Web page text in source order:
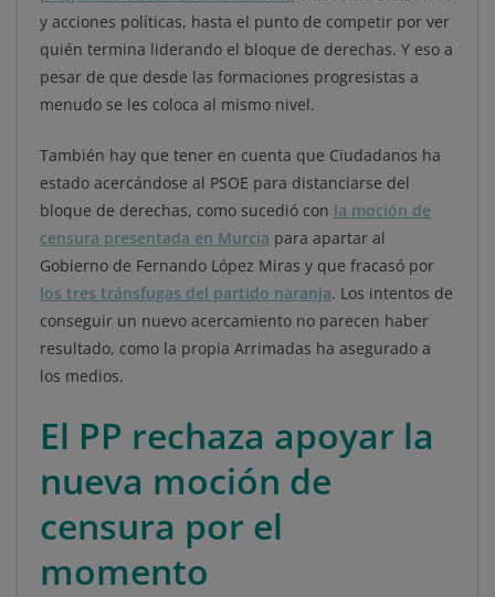
y acciones políticas, hasta el punto de competir por ver
quién termina liderando el bloque de derechas. Y eso a
pesar de que desde las formaciones progresistas a
menudo se les coloca al mismo nivel.
También hay que tener en cuenta que Ciudadanos ha
estado acercándose al PSOE para distanciarse del
bloque de derechas, como sucedió con la moción de
censura presentada en Murcia para apartar al
Gobierno de Fernando López Miras y que fracasó por
los tres tránsfugas del partido naranja. Los intentos de
conseguir un nuevo acercamiento no parecen haber
resultado, como la propia Arrimadas ha asegurado a
los medios.
El PP rechaza apoyar la
nueva moción de
censura por el
momento